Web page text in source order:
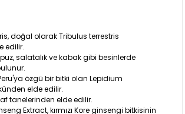
doğal olarak Tribulus terrestris
edilir.
salatalık ve kabak gibi besinlerde
özgü bir bitki olan Lepidium
elde edilir.
tanelerinden elde edilir.
Extract, kırmızı Kore ginsengi bitkisinin